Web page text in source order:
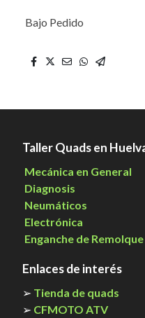
Bajo Pedido
Taller Quads en
Mecánica en General
Diagnosis
Neumáticos
Electrónica
Enganche de Remolque
Enlaces de interés
➢ Tienda de quads
➢ CFMOTO ATV